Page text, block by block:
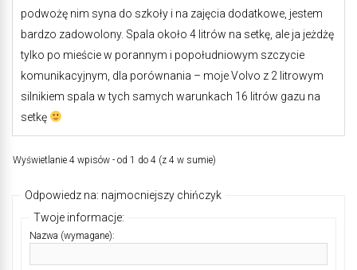
podwożę nim syna do szkoły i na zajęcia dodatkowe, jestem
bardzo zadowolony. Spala około 4 litrów na setkę, ale ja jeżdżę
tylko po mieście w porannym i popołudniowym szczycie
komunikacyjnym, dla porównania – moje Volvo z 2 litrowym
silnikiem spala w tych samych warunkach 16 litrów gazu na
setkę
Wyświetlanie 4 wpisów - od 1 do 4 (z 4 w sumie)
Odpowiedz na: najmocniejszy chińczyk
Twoje informacje:
Nazwa (wymagane):